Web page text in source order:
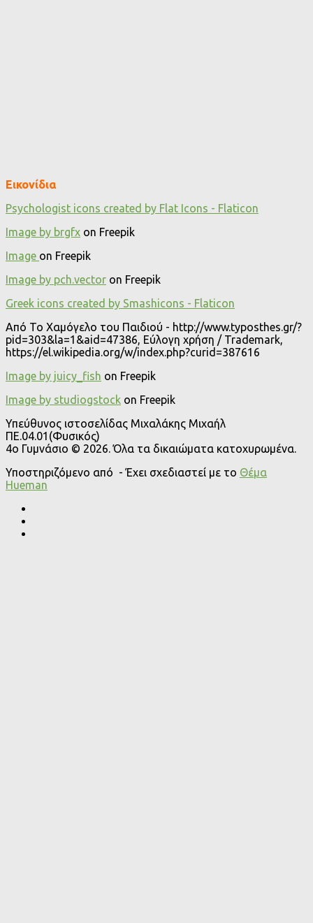
Εικονίδια
Psychologist icons created by Flat Icons - Flaticon
Image by brgfx on Freepik
Image on Freepik
Image by pch.vector on Freepik
Greek icons created by Smashicons - Flaticon
Από Το Χαμόγελο του Παιδιού - http://www.typosthes.gr/?
pid=303&la=1&aid=47386, Εύλογη χρήση / Trademark,
https://el.wikipedia.org/w/index.php?curid=387616
Image by juicy_fish on Freepik
Image by studiogstock on Freepik
Υπεύθυνος ιστοσελίδας Μιχαλάκης Μιχαήλ
ΠΕ.04.01(Φυσικός)
4o Γυμνάσιο © 2026. Όλα τα δικαιώματα κατοχυρωμένα.
Υποστηριζόμενο από - Έχει σχεδιαστεί με το Θέμα
Ηueman